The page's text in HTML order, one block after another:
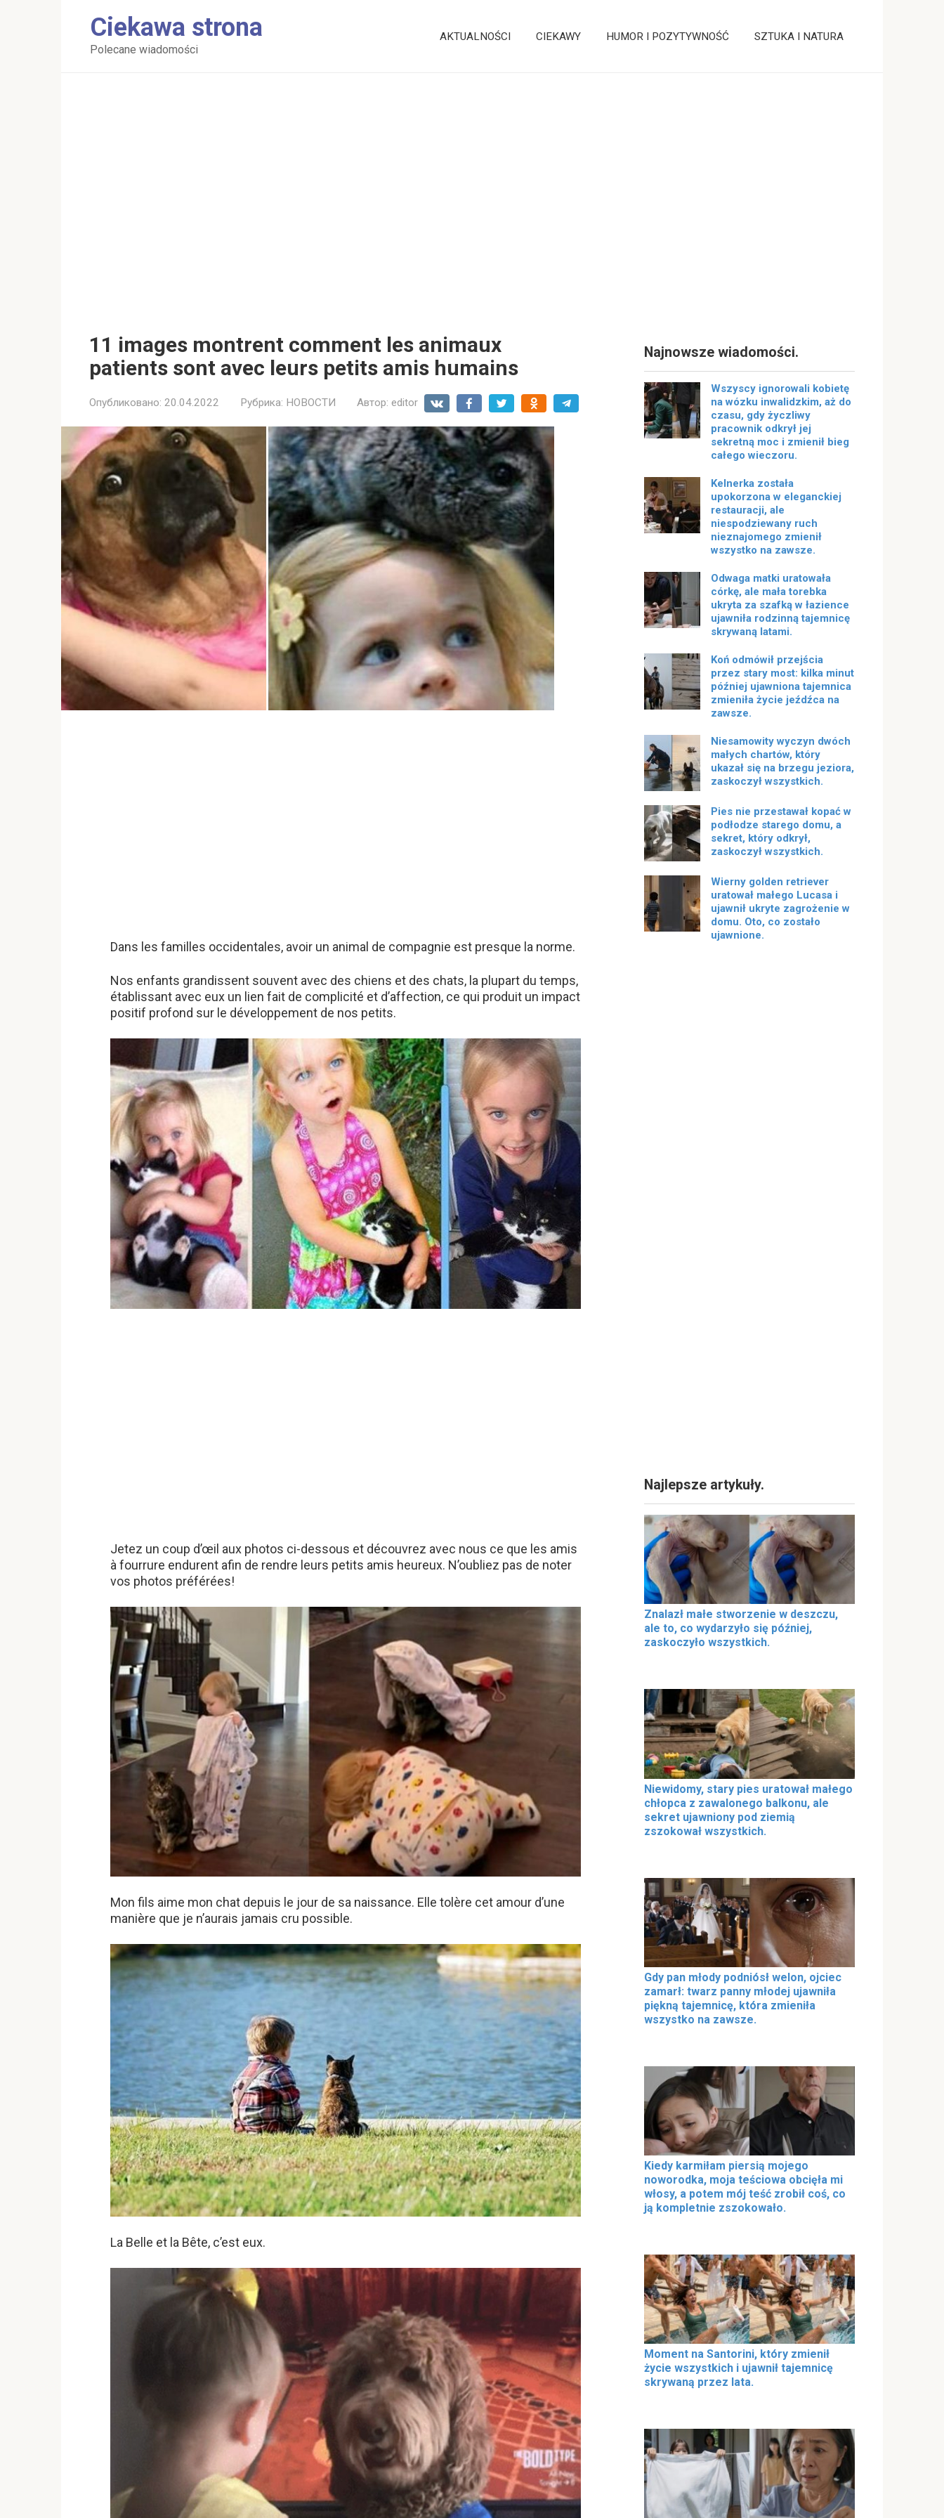
Ciekawa strona
Polecane wiadomości
AKTUALNOŚCI CIEKAWY HUMOR I POZYTYWNOŚĆ SZTUKA I NATURA
11 images montrent comment les animaux
patients sont avec leurs petits amis humains
Опубликовано: 20.04.2022 Рубрика: НОВОСТИ Автор: editor
Dans les familles occidentales, avoir un animal de compagnie est presque la norme.
Nos enfants grandissent souvent avec des chiens et des chats, la plupart du temps,
établissant avec eux un lien fait de complicité et d’affection, ce qui produit un impact
positif profond sur le développement de nos petits.
Jetez un coup d’œil aux photos ci-dessous et découvrez avec nous ce que les amis
à fourrure endurent afin de rendre leurs petits amis heureux. N’oubliez pas de noter
vos photos préférées!
Mon fils aime mon chat depuis le jour de sa naissance. Elle tolère cet amour d’une
manière que je n’aurais jamais cru possible.
La Belle et la Bête, c’est eux.
Najnowsze wiadomości.
Wszyscy ignorowali kobietę
na wózku inwalidzkim, aż do
czasu, gdy życzliwy
pracownik odkrył jej
sekretną moc i zmienił bieg
całego wieczoru.
Kelnerka została
upokorzona w eleganckiej
restauracji, ale
niespodziewany ruch
nieznajomego zmienił
wszystko na zawsze.
Odwaga matki uratowała
córkę, ale mała torebka
ukryta za szafką w łazience
ujawniła rodzinną tajemnicę
skrywaną latami.
Koń odmówił przejścia
przez stary most: kilka minut
później ujawniona tajemnica
zmieniła życie jeźdźca na
zawsze.
Niesamowity wyczyn dwóch
małych chartów, który
ukazał się na brzegu jeziora,
zaskoczył wszystkich.
Pies nie przestawał kopać w
podłodze starego domu, a
sekret, który odkrył,
zaskoczył wszystkich.
Wierny golden retriever
uratował małego Lucasa i
ujawnił ukryte zagrożenie w
domu. Oto, co zostało
ujawnione.
Najlepsze artykuły.
Znalazł małe stworzenie w deszczu,
ale to, co wydarzyło się później,
zaskoczyło wszystkich.
Niewidomy, stary pies uratował małego
chłopca z zawalonego balkonu, ale
sekret ujawniony pod ziemią
zszokował wszystkich.
Gdy pan młody podniósł welon, ojciec
zamarł: twarz panny młodej ujawniła
piękną tajemnicę, która zmieniła
wszystko na zawsze.
Kiedy karmiłam piersią mojego
noworodka, moja teściowa obcięła mi
włosy, a potem mój teść zrobił coś, co
ją kompletnie zszokowało.
Moment na Santorini, który zmienił
życie wszystkich i ujawnił tajemnicę
skrywaną przez lata.